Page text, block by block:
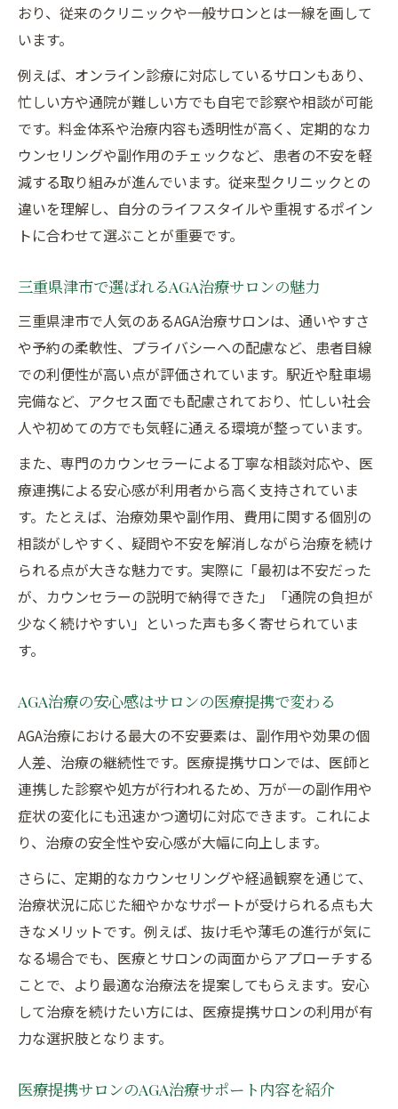
おり、従来のクリニックや一般サロンとは一線を画して
います。
例えば、オンライン診療に対応しているサロンもあり、
忙しい方や通院が難しい方でも自宅で診察や相談が可能
です。料金体系や治療内容も透明性が高く、定期的なカ
ウンセリングや副作用のチェックなど、患者の不安を軽
減する取り組みが進んでいます。従来型クリニックとの
違いを理解し、自分のライフスタイルや重視するポイン
トに合わせて選ぶことが重要です。
三重県津市で選ばれるAGA治療サロンの魅力
三重県津市で人気のあるAGA治療サロンは、通いやすさ
や予約の柔軟性、プライバシーへの配慮など、患者目線
での利便性が高い点が評価されています。駅近や駐車場
完備など、アクセス面でも配慮されており、忙しい社会
人や初めての方でも気軽に通える環境が整っています。
また、専門のカウンセラーによる丁寧な相談対応や、医
療連携による安心感が利用者から高く支持されていま
す。たとえば、治療効果や副作用、費用に関する個別の
相談がしやすく、疑問や不安を解消しながら治療を続け
られる点が大きな魅力です。実際に「最初は不安だった
が、カウンセラーの説明で納得できた」「通院の負担が
少なく続けやすい」といった声も多く寄せられていま
す。
AGA治療の安心感はサロンの医療提携で変わる
AGA治療における最大の不安要素は、副作用や効果の個
人差、治療の継続性です。医療提携サロンでは、医師と
連携した診察や処方が行われるため、万が一の副作用や
症状の変化にも迅速かつ適切に対応できます。これによ
り、治療の安全性や安心感が大幅に向上します。
さらに、定期的なカウンセリングや経過観察を通じて、
治療状況に応じた細やかなサポートが受けられる点も大
きなメリットです。例えば、抜け毛や薄毛の進行が気に
なる場合でも、医療とサロンの両面からアプローチする
ことで、より最適な治療法を提案してもらえます。安心
して治療を続けたい方には、医療提携サロンの利用が有
力な選択肢となります。
医療提携サロンのAGA治療サポート内容を紹介